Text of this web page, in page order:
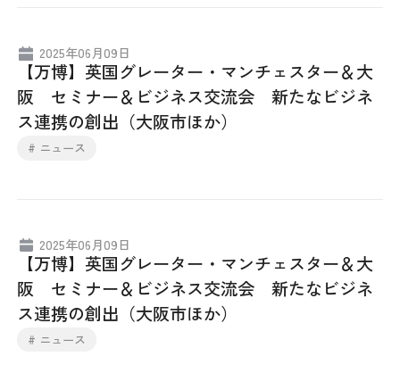
海外ビジネス・貿易証明
情報提供・広報
役員紹介
日商のあゆみ
日商創立100周年宣言
情報公開
2025年06月09日
【万博】英国グレーター・マンチェスター＆大
阪 セミナー＆ビジネス交流会 新たなビジネ
ス連携の創出（大阪市ほか）
# ニュース
2025年06月09日
【万博】英国グレーター・マンチェスター＆大
阪 セミナー＆ビジネス交流会 新たなビジネ
ス連携の創出（大阪市ほか）
# ニュース